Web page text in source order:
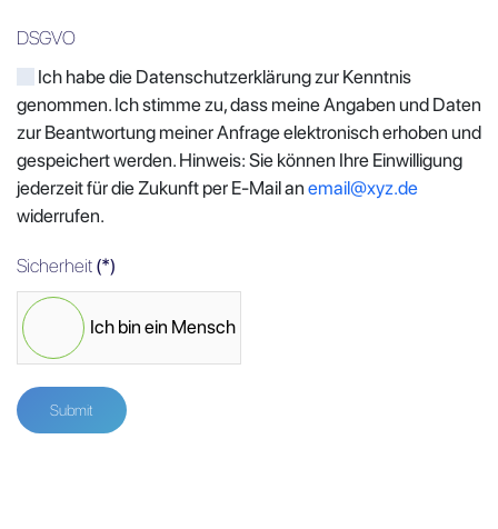
DSGVO
Ich habe die Datenschutzerklärung zur Kenntnis
genommen. Ich stimme zu, dass meine Angaben und Daten
zur Beantwortung meiner Anfrage elektronisch erhoben und
gespeichert werden. Hinweis: Sie können Ihre Einwilligung
jederzeit für die Zukunft per E-Mail an email@xyz.de
widerrufen.
Sicherheit (*)
Ich bin ein Mensch
Submit